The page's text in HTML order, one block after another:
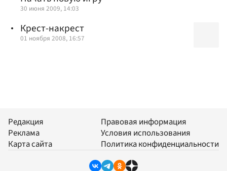
30 июня 2009, 14:03
Крест-накрест
01 ноября 2008, 16:57
Редакция
Реклама
Карта сайта
Правовая информация
Условия использования
Политика конфиденциальности